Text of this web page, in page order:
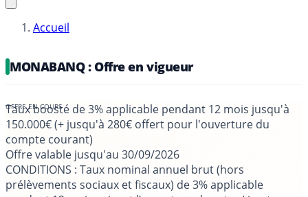
Accueil
MONABANQ : Offre en vigueur
Taux boosté de 3% applicable pendant 12 mois jusqu'à
150.000€ (+ jusqu'à 280€ offert pour l'ouverture du
compte courant)
Offre valable jusqu'au 30/09/2026
CONDITIONS : Taux nominal annuel brut (hors
prélèvements sociaux et fiscaux) de 3% applicable